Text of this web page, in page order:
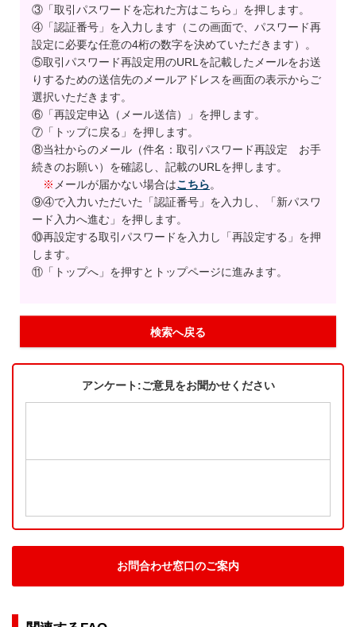
③「取引パスワードを忘れた方はこちら」を押します。
④「認証番号」を入力します（この画面で、パスワード再
設定に必要な任意の4桁の数字を決めていただきます）。
⑤取引パスワード再設定用のURLを記載したメールをお送
りするための送信先のメールアドレスを画面の表示からご
選択いただきます。
⑥「再設定申込（メール送信）」を押します。
⑦「トップに戻る」を押します。
⑧当社からのメール（件名：取引パスワード再設定 お手
続きのお願い）を確認し、記載のURLを押します。
※ メールが届かない場合はこちら。
⑨④で入力いただいた「認証番号」を入力し、「新パスワ
ード入力へ進む」を押します。
⑩再設定する取引パスワードを入力し「再設定する」を押
します。
⑪「トップへ」を押すとトップページに進みます。
検索へ戻る
アンケート:ご意見をお聞かせください
お問合わせ窓口のご案内